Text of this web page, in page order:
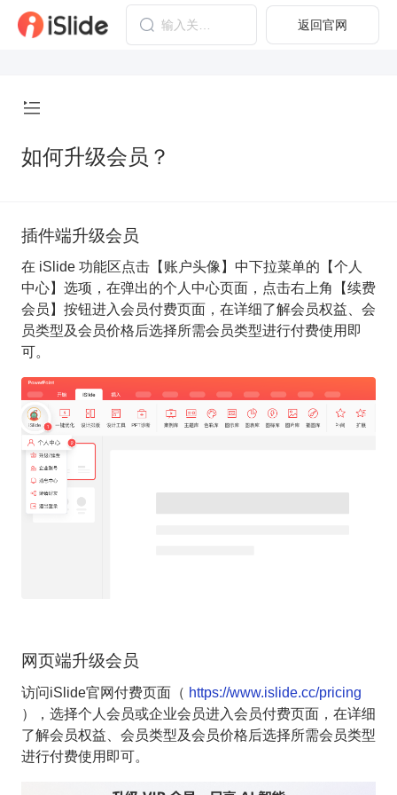
返回官网
如何升级会员？
插件端升级会员
在 iSlide 功能区点击【账户头像】中下拉菜单的【个人
中心】选项，在弹出的个人中心页面，点击右上角【续费
会员】按钮进入会员付费页面，在详细了解会员权益、会
员类型及会员价格后选择所需会员类型进行付费使用即
可。
网页端升级会员
访问iSlide官网付费页面（ https://www.islide.cc/pricing
），选择个人会员或企业会员进入会员付费页面，在详细
了解会员权益、会员类型及会员价格后选择所需会员类型
进行付费使用即可。